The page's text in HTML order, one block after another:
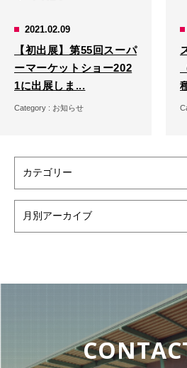
2021.02.09
【初出展】第55回スーパ
ーマーケットショー202
1に出展しま...
Category : お知らせ